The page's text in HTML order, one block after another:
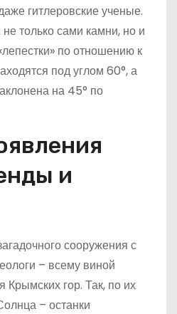
гитлеровские ученые.
только сами камни, но и
по отношению к
под углом 60°, а
на 45° по
и
сооружения с
– всему виной
гор. Так, по их
– останки